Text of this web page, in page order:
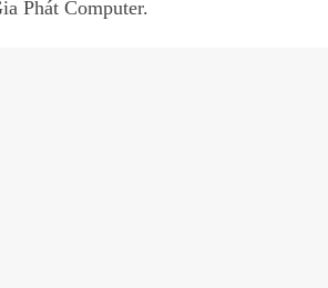
Phát Computer.